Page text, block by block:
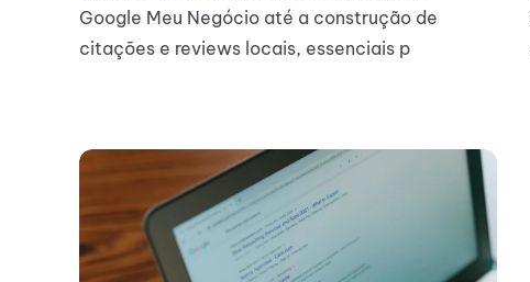
Google Meu Negócio até a construção de
citações e reviews locais, essenciais p